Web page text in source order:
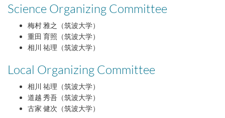
Science Organizing Committee
梅村 雅之（筑波大学）
重田 育照（筑波大学）
相川 祐理（筑波大学）
Local Organizing Committee
相川 祐理（筑波大学）
道越 秀吾（筑波大学）
古家 健次（筑波大学）